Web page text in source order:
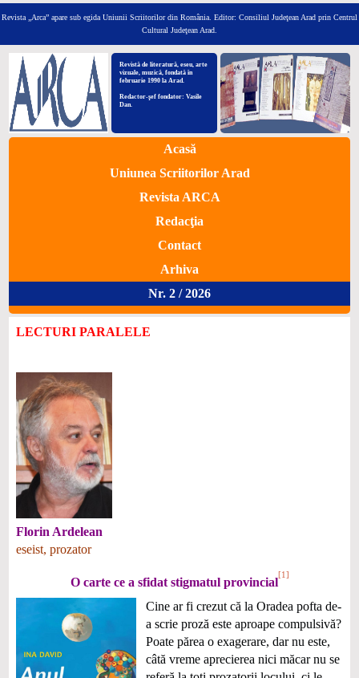
Revista „Arca” apare sub egida Uniunii Scriitorilor din România. Editor: Consiliul Judeţean Arad prin Centrul
Cultural Judeţean Arad.
Revistă de literatură, eseu, arte
vizuale, muzică, fondată în
februarie 1990 la Arad.
Redactor-şef fondator: Vasile
Dan.
Acasă
Uniunea Scriitorilor Arad
Revista ARCA
Redacţia
Contact
Arhiva
Nr. 2 / 2026
LECTURI PARALELE
Florin Ardelean
eseist, prozator
O carte ce a sfidat stigmatul provincial
[1]
Cine ar fi crezut că la Oradea pofta de-
a scrie proză este aproape compulsivă?
Poate părea o exagerare, dar nu este,
câtă vreme aprecierea nici măcar nu se